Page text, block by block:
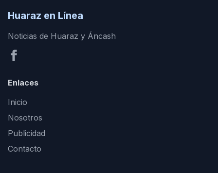
Huaraz en Línea
Noticias de Huaraz y Áncash
Enlaces
Inicio
Nosotros
Publicidad
Contacto